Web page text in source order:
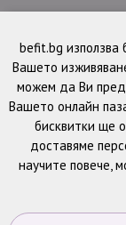
befit.bg използва
Вашето
можем да Ви
Вашето онлайн
бисквитки ще
доставяме
научите повече,